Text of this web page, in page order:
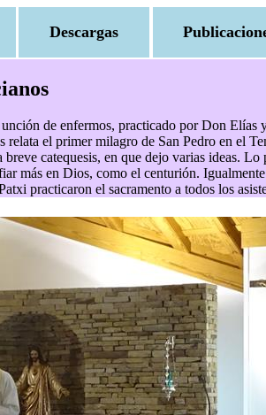
Descargas
de enfermos, practicado por Don
el primer milagro de San Pedro en el
catequesis, en que dejo varias ideas.
más en Dios, como el centurión.
practicaron el sacramento a todos los